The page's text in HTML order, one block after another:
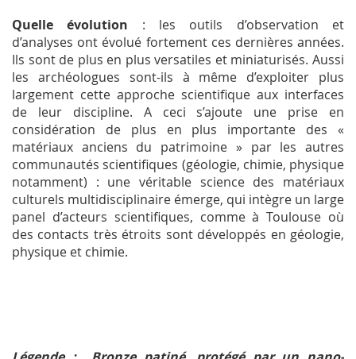
Quelle évolution : les outils d’observation et
d’analyses ont évolué fortement ces dernières années.
Ils sont de plus en plus versatiles et miniaturisés. Aussi
les archéologues sont-ils à même d’exploiter plus
largement cette approche scientifique aux interfaces
de leur discipline. A ceci s’ajoute une prise en
considération de plus en plus importante des «
matériaux anciens du patrimoine » par les autres
communautés scientifiques (géologie, chimie, physique
notamment) : une véritable science des matériaux
culturels multidisciplinaire émerge, qui intègre un large
panel d’acteurs scientifiques, comme à Toulouse où
des contacts très étroits sont développés en géologie,
physique et chimie.